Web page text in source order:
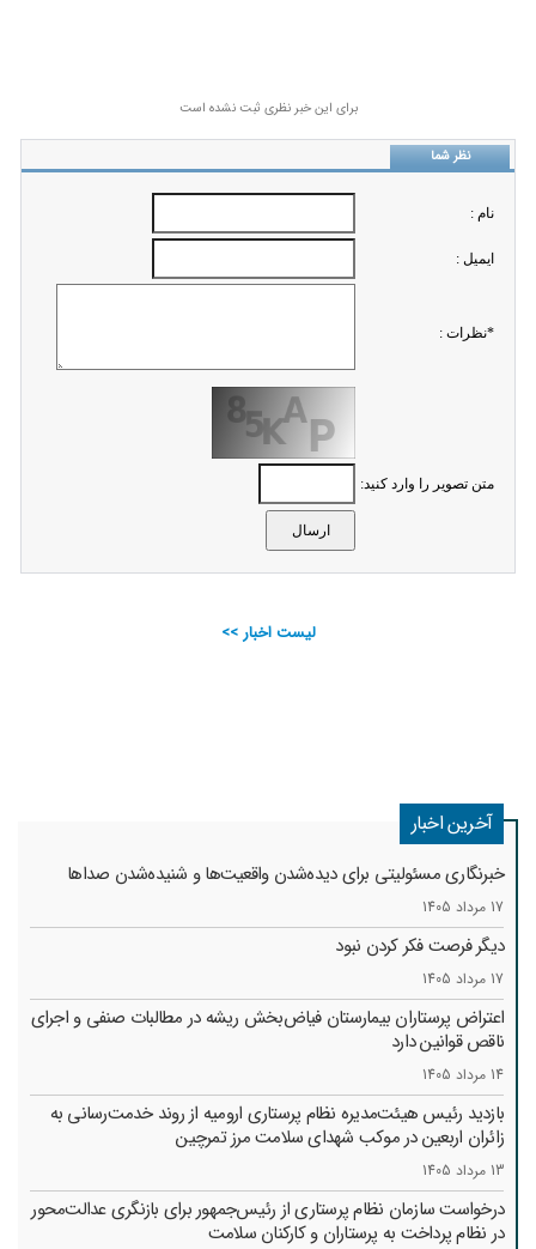
برای این خبر نظری ثبت نشده است
نظر شما
نام :
ايميل :
*نظرات :
متن تصویر را وارد کنید:
لیست اخبار >>
آخرین اخبار
خبرنگاری مسئولیتی برای دیده‌شدن واقعیت‌ها و شنیده‌شدن صداها
17 مرداد 1405
دیگر فرصت فکر کردن نبود
17 مرداد 1405
اعتراض پرستاران بیمارستان فیاض‌بخش ریشه در مطالبات صنفی و اجرای
ناقص قوانین دارد
14 مرداد 1405
بازدید رئیس هیئت‌مدیره نظام پرستاری ارومیه از روند خدمت‌رسانی به
زائران اربعین در موکب شهدای سلامت مرز تمرچین
13 مرداد 1405
درخواست سازمان نظام پرستاری از رئیس‌جمهور برای بازنگری عدالت‌محور
در نظام پرداخت به پرستاران و کارکنان سلامت